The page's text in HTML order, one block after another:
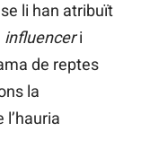
li han atribuït
influenceri
de reptes
la